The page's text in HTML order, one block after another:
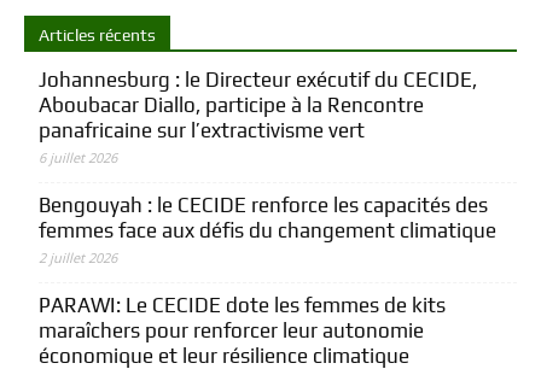
Articles récents
Johannesburg : le Directeur exécutif du CECIDE,
Aboubacar Diallo, participe à la Rencontre
panafricaine sur l’extractivisme vert
6 juillet 2026
Bengouyah : le CECIDE renforce les capacités des
femmes face aux défis du changement climatique
2 juillet 2026
PARAWI: Le CECIDE dote les femmes de kits
maraîchers pour renforcer leur autonomie
économique et leur résilience climatique